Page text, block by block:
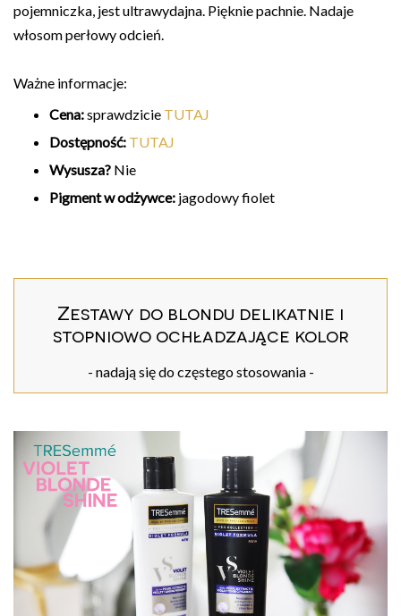
pojemniczka, jest ultrawydajna. Pięknie pachnie. Nadaje
włosom perłowy odcień.
Ważne informacje:
Cena:sprawdzicie TUTAJ
Dostępność: TUTAJ
Wysusza? Nie
Pigment w odżywce: jagodowy fiolet
Zestawy do blondu delikatnie i
stopniowo ochładzające kolor
- nadają się do częstego stosowania -